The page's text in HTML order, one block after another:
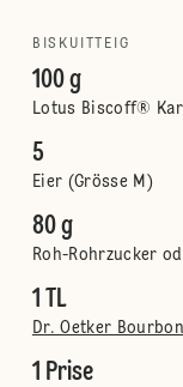
BISKUITTEIG
100 g
Lotus Biscoff®
5
Eier (Grösse M)
80 g
Roh-Rohrzucker
1 TL
Dr. Oetker
1 Prise